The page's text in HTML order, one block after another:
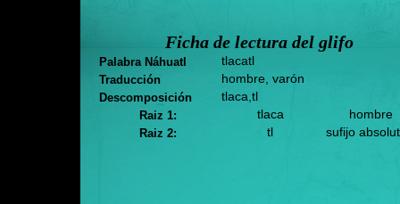
Ficha de lectura del glifo
Palabra Náhuatl tlacatl
Traducción hombre, varón
Descomposición tlaca,tl
Raiz 1: tlaca hombre
Raiz 2: tl sufijo